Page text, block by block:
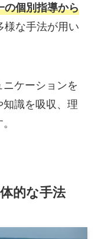
の個別指導から
様な手法が用い
ケーションを
識を吸収、理
的な手法